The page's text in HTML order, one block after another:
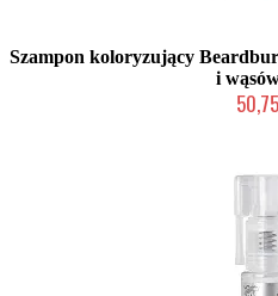
Szampon koloryzujący
i